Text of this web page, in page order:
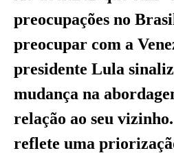
preocupações no
preocupar com a
presidente Lula
mudança na
relação ao seu
reflete uma